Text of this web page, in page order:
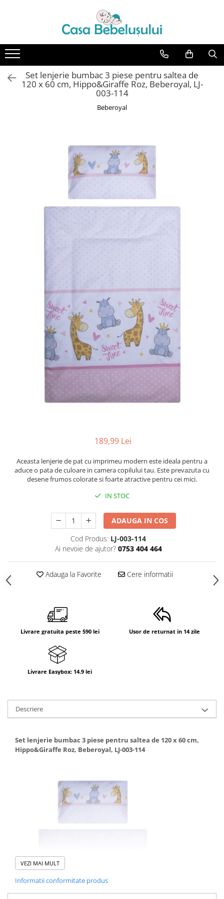
Toate Produsele
Accesorii carucioare copii
Accesorii carucioare
Genti
Aparate de sanatate si ingrijire
Accesorii ingrijire copii
Cadite 92 cm
Cadite anatomice
Covorase baie
Inaltatoare antiderapante
Olite antiderapante muzicale
Olite antiderapante simple
Olite muzicale
Olite simple
Olite tip scaunel muzicale
Olite tip scaunel simple
Reductoare antiderapante
Reductoare moi
Seturi cadite 86 cm
Suporti anatomici textili
Suporti metalici cadite
Fotolii, mese si scaune copii
Mese de infasat 50 x 70 cm Tega
Baby
Mese de infasat BASIC 50x70 cm
Mese de infasat COMFORT 50x70
Mese de infasat COMFORT 50x80
Mese de infasat moi
Mese de infasat Ultra Light 50x70
cm
Sisteme de siguranta copii
Centre de activitati
Jucarii bip-bip si chitaitoare
Jucarii de agatat
Jucarii de baie
Jucarii educative bebe
Jucarii muzicale
Set lenjerie bumbac 3 piese pentru saltea de
120 x 60 cm, Hippo&Giraffe Roz, Beberoyal, LJ-
003-114
Beberoyal
189,99 Lei
Aceasta lenjerie de pat cu imprimeu modern este ideala pentru a
aduce o pata de culoare in camera copilului tau. Este prevazuta cu
desene frumos colorate si foarte atractive pentru cei mici.
IN STOC
ADAUGA IN COS
Cod Produs: LJ-003-114
Ai nevoie de ajutor? 0753 404 464
Adauga la Favorite Cere informatii
Livrare gratuita peste 590 lei Usor de returnat in 14 zile
Livrare Easybox: 14.9 lei
Descriere
Set lenjerie bumbac 3 piese pentru saltea de 120 x 60 cm,
Hippo&Giraffe Roz, Beberoyal, LJ-003-114
VEZI MAI MULT
Informatii conformitate produs